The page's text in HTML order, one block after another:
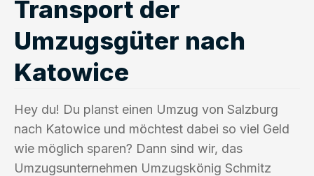
Transport der
Umzugsgüter nach
Katowice
Hey du! Du planst einen Umzug von Salzburg
nach Katowice und möchtest dabei so viel Geld
wie möglich sparen? Dann sind wir, das
Umzugsunternehmen Umzugskönig Schmitz